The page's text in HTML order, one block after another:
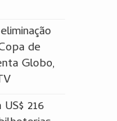
de
Globo,
216